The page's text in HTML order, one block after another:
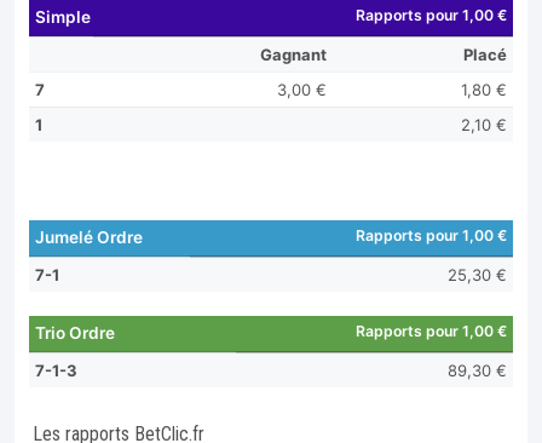
Simple Rapports pour 1,00 €
Gagnant
Placé
7
3,00 €
1,80 €
1
2,10 €
Jumelé Ordre Rapports pour 1,00 €
7-1 25,30 €
Trio Ordre Rapports pour 1,00 €
7-1-3 89,30 €
Les rapports BetClic.fr